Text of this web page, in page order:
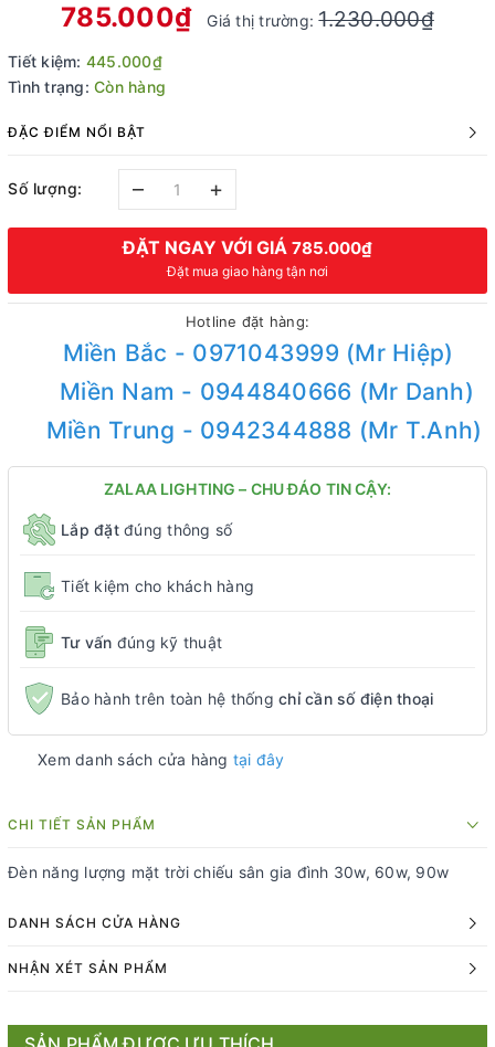
785.000₫ Giá thị trường:1.230.000₫
Tiết kiệm: 445.000₫
Tình trạng: Còn hàng
ĐẶC ĐIỂM NỔI BẬT
Số lượng: – +
ĐẶT NGAY VỚI GIÁ 785.000₫
Đặt mua giao hàng tận nơi
Hotline đặt hàng:
Miền Bắc - 0971043999 (Mr Hiệp)
Miền Nam - 0944840666 (Mr Danh)
Miền Trung - 0942344888 (Mr T.Anh)
ZALAA LIGHTING – CHU ĐÁO TIN CẬY:
Lắp đặtđúng thông số
Tiết kiệm cho khách hàng
Tư vấn đúng kỹ thuật
Bảo hành trên toàn hệ thống chỉ cần số điện thoại
Xem danh sách cửa hàng tại đây
CHI TIẾT SẢN PHẨM
Đèn năng lượng mặt trời chiếu sân gia đình 30w, 60w, 90w
DANH SÁCH CỬA HÀNG
NHẬN XÉT SẢN PHẨM